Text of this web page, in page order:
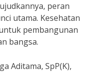
peran
utama. Kesehatan
pembangunan
bangsa.
Aditama, SpP(K),